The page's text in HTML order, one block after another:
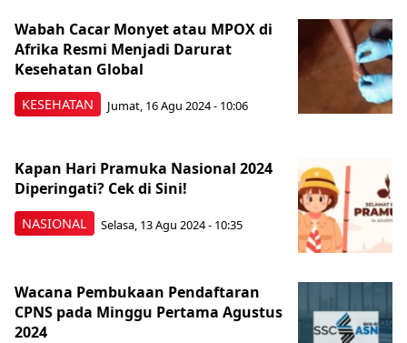
KESEHATAN
Wabah Cacar Monyet atau MPOX di
Afrika Resmi Menjadi Darurat
Kesehatan Global
Jumat, 16 Agu 2024 - 10:06
NASIONAL
Kapan Hari Pramuka Nasional 2024
Diperingati? Cek di Sini!
Selasa, 13 Agu 2024 - 10:35
Wacana Pembukaan Pendaftaran
CPNS pada Minggu Pertama Agustus
2024